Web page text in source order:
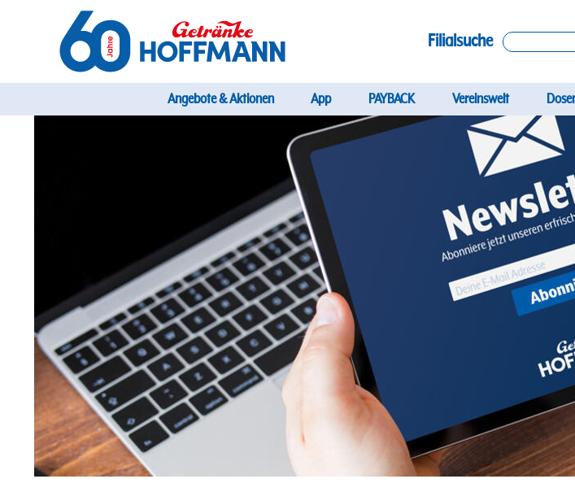
Startseite Getränke Hoffmann
Filialsuche
Hauptnavigation
Angebote & Aktionen App PAYBACK Vereinswelt